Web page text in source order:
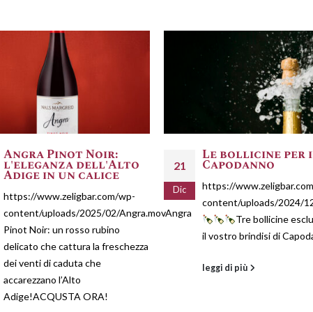
Angra Pinot Noir:
l'eleganza dell'Alto
Adige in un calice
https://www.zeligbar.com/wp-
content/uploads/2025/02/Angra.movAngra
Pinot Noir: un rosso rubino
delicato che cattura la freschezza
dei venti di caduta che
accarezzano l’Alto
Adige!ACQUSTA ORA!
21
Dic
Le bollicine per
Capodanno
https://
content/uploads/2024/
Tre bollicine
il vostro brindisi di
leggi di più